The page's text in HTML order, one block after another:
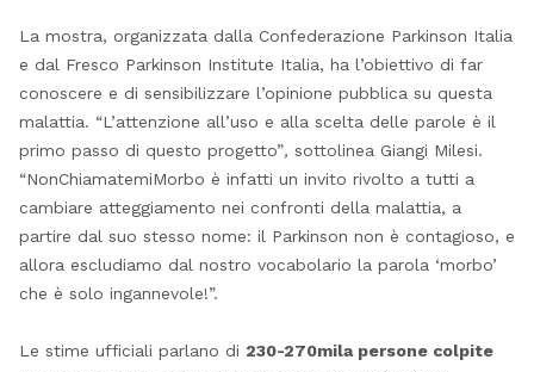
La mostra, organizzata dalla Confederazione Parkinson Italia
e dal Fresco Parkinson Institute Italia, ha l’obiettivo di far
conoscere e di sensibilizzare l’opinione pubblica su questa
malattia. “L’attenzione all’uso e alla scelta delle parole è il
primo passo di questo progetto”, sottolinea Giangi Milesi.
“NonChiamatemiMorbo è infatti un invito rivolto a tutti a
cambiare atteggiamento nei confronti della malattia, a
partire dal suo stesso nome: il Parkinson non è contagioso, e
allora escludiamo dal nostro vocabolario la parola ‘morbo’
che è solo ingannevole!”.
Le stime ufficiali parlano di 230-270mila persone colpite